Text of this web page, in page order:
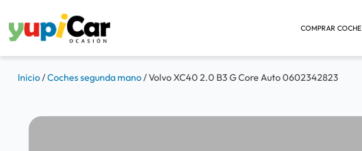
COMPRAR COCHE
Inicio/Coches segunda mano/Volvo XC40 2.0 B3 G Core Auto 0602342823